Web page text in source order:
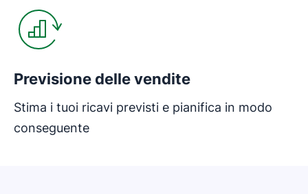
Previsione delle vendite
Stima i tuoi ricavi previsti e pianifica in modo
conseguente